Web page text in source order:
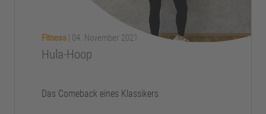
Fitness | 04. November 2021
Hula-Hoop
Das Comeback eines Klassikers